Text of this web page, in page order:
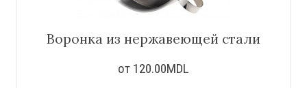
Воронка из нержавеющей стали
от 120.00MDL